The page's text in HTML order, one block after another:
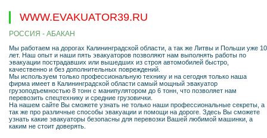
WWW.EVAKUATOR39.RU
РОССИЯ - АБАКАН
Мы работаем на дорогах Калининградской области, а так же Литвы и Польши уже 10
лет. Наш опыт и наши пять эвакуаторов позволяют нам выполнять работы по
эвакуации пострадавших или вышедших из строя автомобилей быстро,
качественно и без дополнительных повреждений.
Мы используем только профессиональную технику и на сегодня только наша
фирма имеет в Калининградской области самый мощный эвакуатор
грузоподъемностью 8 тонн с манипулятором до 6 тонн, что позволяет нам
перевозить спецтехнику и средние грузовички.
На нашем сайте Вы сможете узнать не только наши профессиональные секреты, а
так же про различные способы эвакуации и помощи на дороге. Здесь Вы сможете
узнать какие эвакуаторы безопасны для перевозки Вашей любимой машинки, а
каким не стоит доверять.